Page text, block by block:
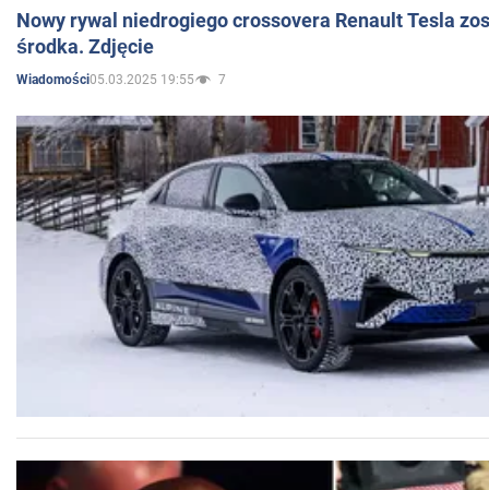
Nowy rywal niedrogiego crossovera Renault Tesla
środka. Zdjęcie
Wiadomości05.03.2025 19:55 7